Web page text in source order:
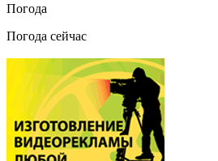
Погода
Погода сейчас